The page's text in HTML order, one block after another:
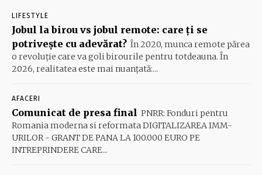
LIFESTYLE
Jobul la birou vs jobul remote: care ți se
potrivește cu adevărat? În 2020, munca remote părea
o revoluție care va goli birourile pentru totdeauna. În
2026, realitatea este mai nuanțată:...
AFACERI
Comunicat de presa final PNRR: Fonduri pentru
Romania moderna si reformata DIGITALIZAREA IMM-
URILOR - GRANT DE PANA LA 100.000 EURO PE
INTREPRINDERE CARE...